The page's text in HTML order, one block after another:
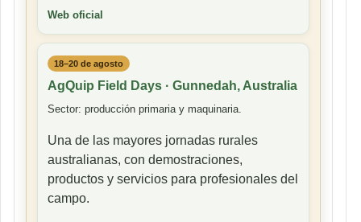
Web oficial
18–20 de agosto
AgQuip Field Days · Gunnedah, Australia
Sector: producción primaria y maquinaria.
Una de las mayores jornadas rurales
australianas, con demostraciones,
productos y servicios para profesionales del
campo.